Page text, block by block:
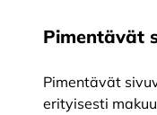
Pimentävät
Pimentävät
erityisesti